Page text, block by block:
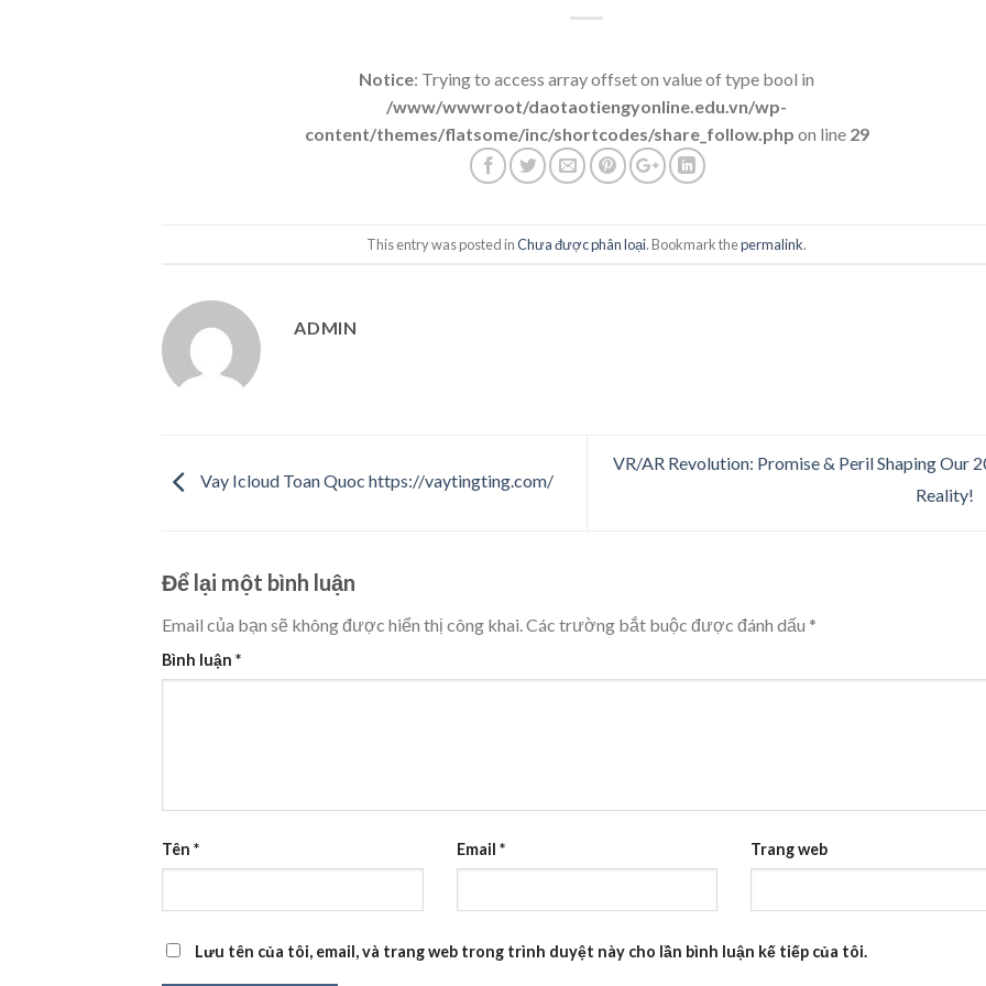
Notice: Trying to access array offset on value of type bool in
/www/wwwroot/daotaotiengyonline.edu.vn/wp-
content/themes/flatsome/inc/shortcodes/share_follow.php on line 29
This entry was posted inChưa được phân loại. Bookmark thepermalink.
ADMIN
Vay Icloud Toan Quoc https://vaytingting.com/
VR/AR Revolution: Promise & Peril Shaping Our
Reality!
Để lại một bình luận
Email của bạn sẽ không được hiển thị công khai.Các trường bắt buộc được đánh dấu *
Bình luận *
Tên * Email * Trang web
Lưu tên của tôi, email, và trang web trong trình duyệt này cho lần bình luận kế tiếp của tôi.